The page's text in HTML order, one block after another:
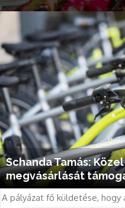
Schanda Tamás:
megvásárlását
A pályázat fő küldetése, hogy